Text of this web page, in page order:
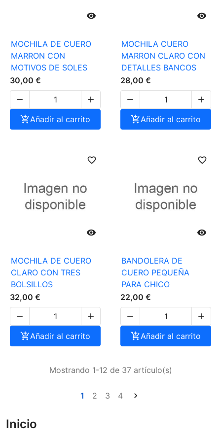
Inicio

MOCHILA DE CUERO
MARRON CON
MOTIVOS DE SOLES
30,00 €


Añadir al carrito

MOCHILA CUERO
MARRON CLARO CON
DETALLES BANCOS
28,00 €


Añadir al carrito

favorite_border
MOCHILA DE CUERO
CLARO CON TRES
BOLSILLOS
32,00 €


Añadir al carrito

favorite_border
BANDOLERA DE
CUERO PEQUEÑA
PARA CHICO
22,00 €


Añadir al carrito
Mostrando 1-12 de 37 artículo(s)
1 2 3 4 